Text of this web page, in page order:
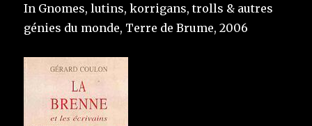
In Gnomes, lutins, korrigans, trolls & autres
génies du monde, Terre de Brume, 2006